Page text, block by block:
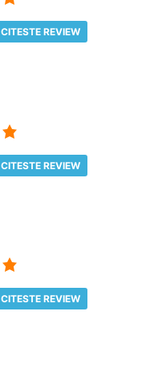
CITESTE REVIEW
CITESTE REVIEW
CITESTE REVIEW